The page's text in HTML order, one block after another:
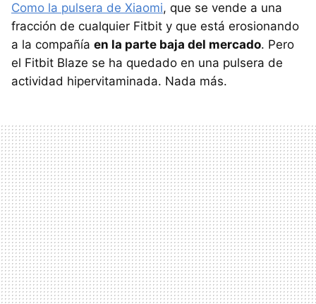
Como la pulsera de Xiaomi, que se vende a una
fracción de cualquier Fitbit y que está erosionando
a la compañía en la parte baja del mercado. Pero
el Fitbit Blaze se ha quedado en una pulsera de
actividad hipervitaminada. Nada más.